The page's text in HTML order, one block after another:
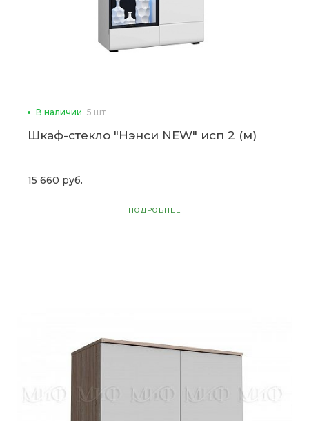
В наличии 5 шт
Шкаф-стекло "Нэнси NEW" исп 2 (м)
15 660 руб.
ПОДРОБНЕЕ